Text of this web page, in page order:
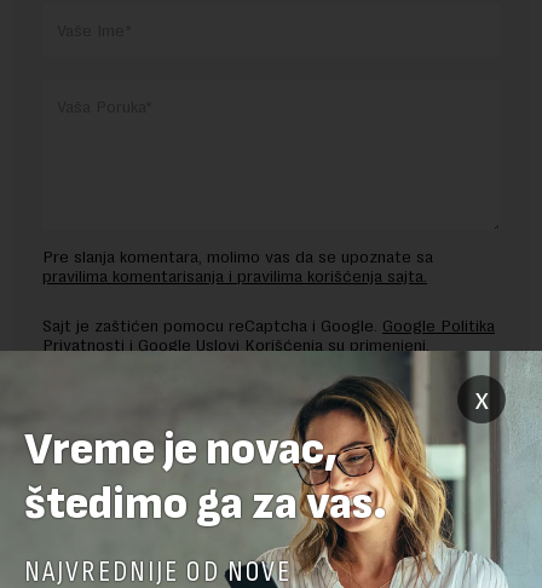
Pre slanja komentara, molimo vas da se upoznate sa
pravilima komentarisanja i pravilima korišćenja sajta.
Sajt je zaštićen pomocu reCaptcha i Google. Google Politika
Privatnosti i Google Uslovi Korišćenja su primenjeni.
x
Vreme je novac,
štedimo ga za vas.
NAJVREDNIJE OD NOVE